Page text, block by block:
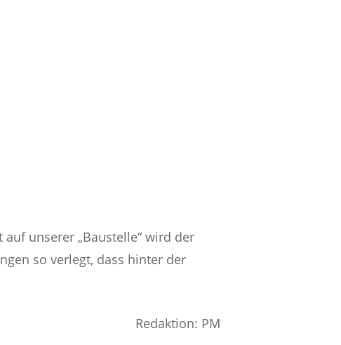
unserer „Baustelle“ wird der
so verlegt, dass hinter der
Redaktion: PM